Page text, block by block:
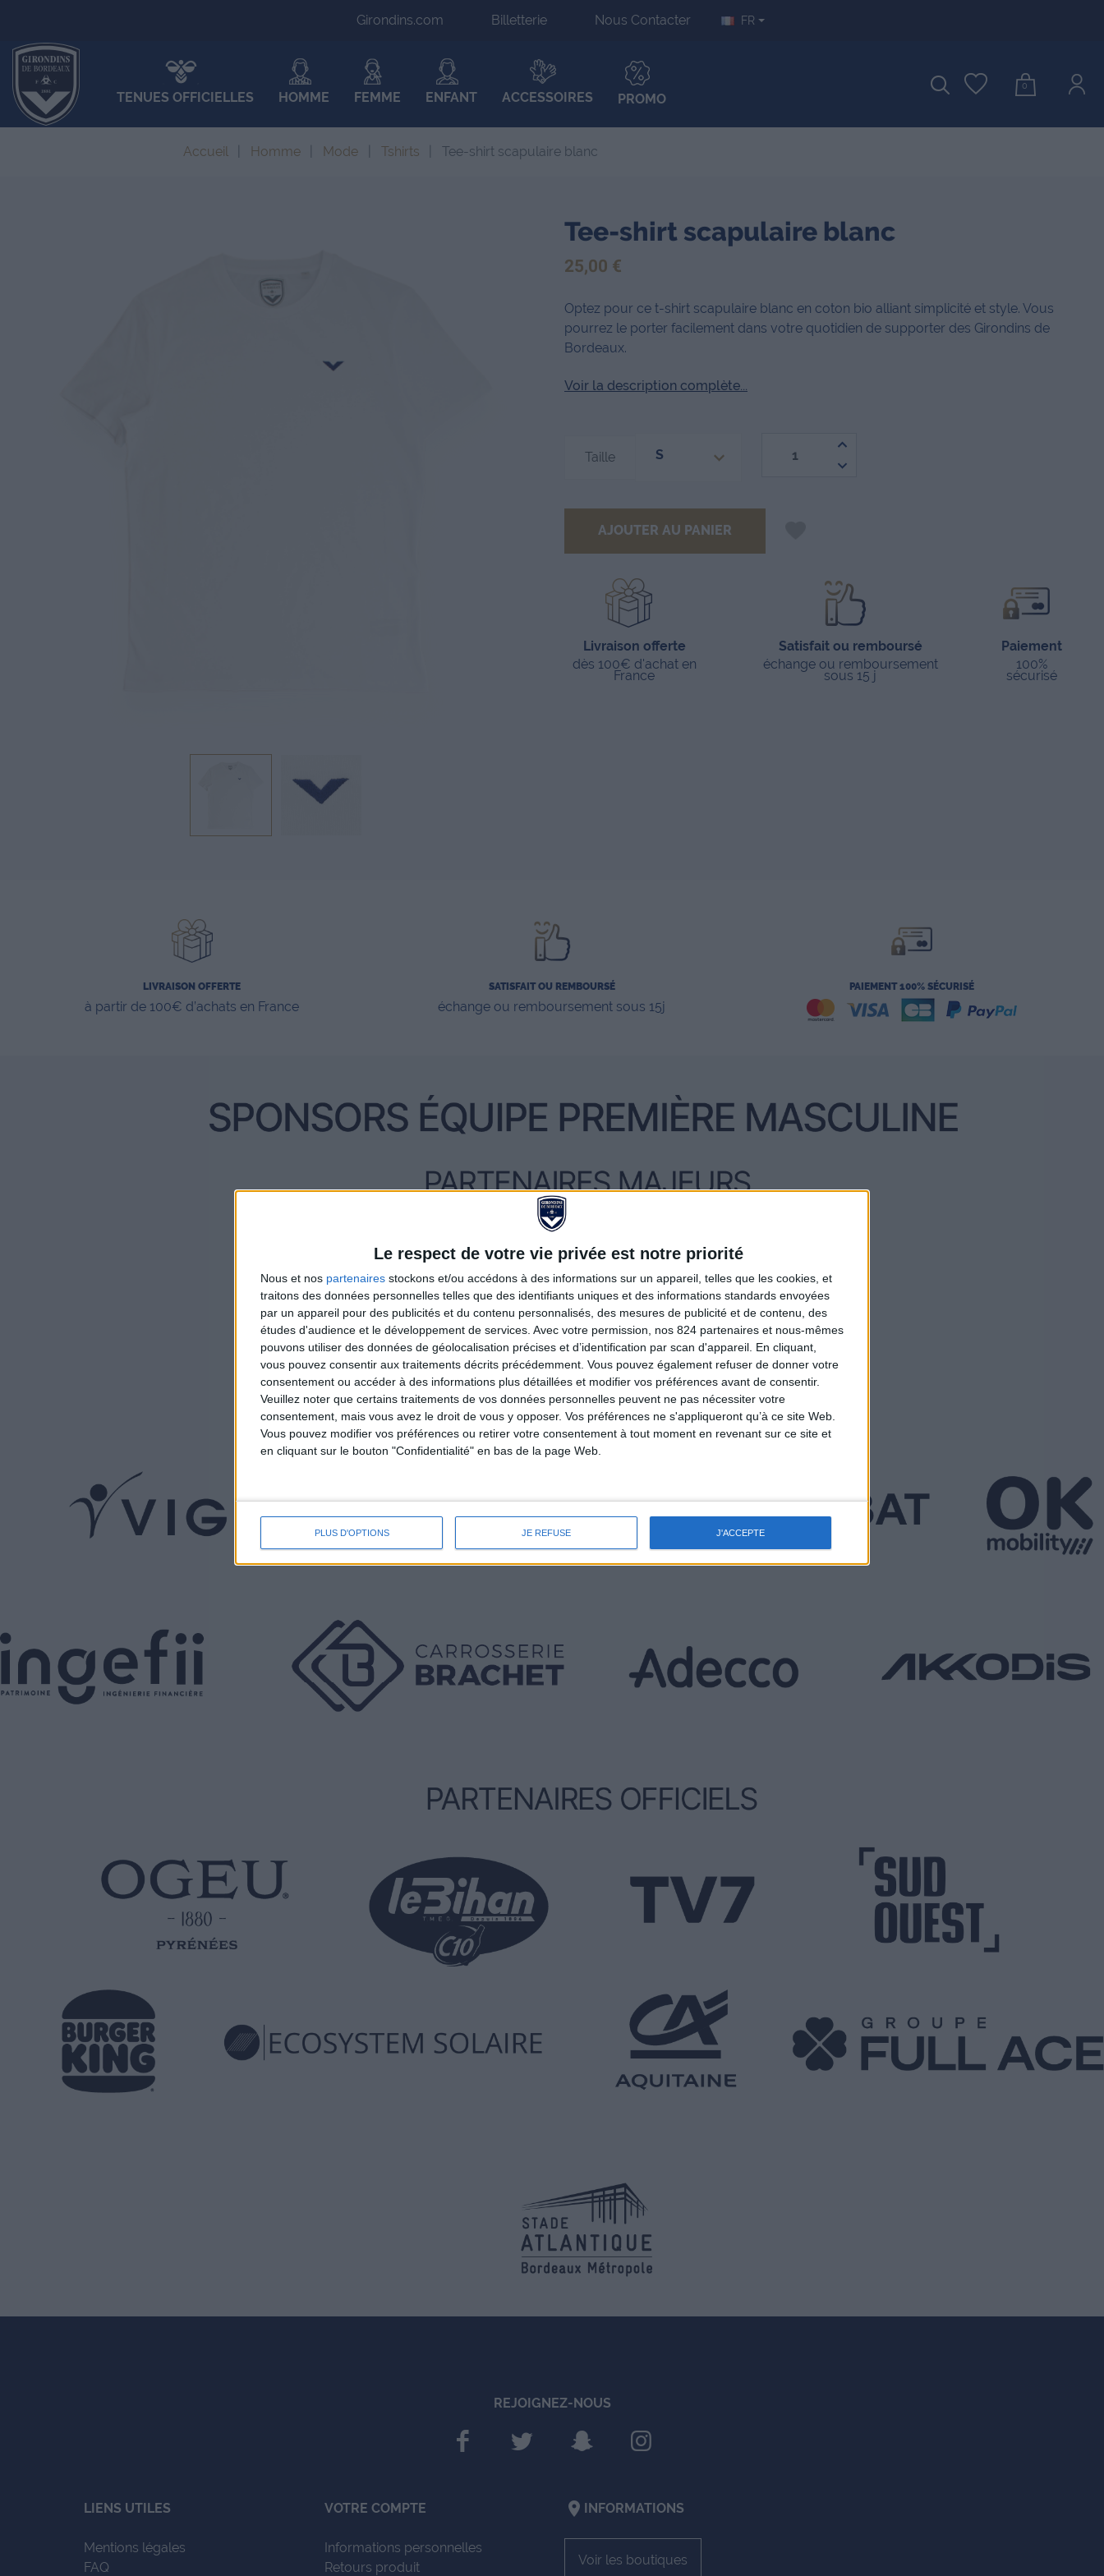
Le respect de votre vie privée est notre priorité
Nous et nos partenaires stockons et/ou accédons à des informations sur un appareil, telles que les cookies, et
traitons des données personnelles telles que des identifiants uniques et des informations standards envoyées
par un appareil pour des publicités et du contenu personnalisés, des mesures de publicité et de contenu, des
études d'audience et le développement de services. Avec votre permission, nos 824 partenaires et nous-mêmes
pouvons utiliser des données de géolocalisation précises et d’identification par scan d'appareil. En cliquant,
vous pouvez consentir aux traitements décrits précédemment. Vous pouvez également refuser de donner votre
consentement ou accéder à des informations plus détaillées et modifier vos préférences avant de consentir.
Veuillez noter que certains traitements de vos données personnelles peuvent ne pas nécessiter votre
consentement, mais vous avez le droit de vous y opposer. Vos préférences ne s'appliqueront qu’à ce site Web.
Vous pouvez modifier vos préférences ou retirer votre consentement à tout moment en revenant sur ce site et
en cliquant sur le bouton "Confidentialité" en bas de la page Web.
PLUS D'OPTIONS JE REFUSE J'ACCEPTE
Girondins.com Billetterie Nous Contacter FR
TENUES OFFICIELLES HOMME FEMME ENFANT ACCESSOIRES PROMO
0
Accueil Homme Mode Tshirts Tee-shirt scapulaire blanc
Tee-shirt scapulaire blanc
25,00 €
Optez pour ce t-shirt scapulaire blanc en coton bio alliant simplicité et style. Vous
pourrez le porter facilement dans votre quotidien de supporter des Girondins de
Bordeaux.
Voir la description complète...
Taille S
AJOUTER AU PANIER
Livraison offerte
dès 100€ d'achat en
France
Satisfait ou remboursé
échange ou remboursement
sous 15 j
Paiement
100%
sécurisé
LIVRAISON OFFERTE
à partir de 100€ d’achats en France
SATISFAIT OU REMBOURSÉ
échange ou remboursement sous 15j
PAIEMENT 100% SÉCURISÉ
REJOIGNEZ-NOUS
LIENS UTILES
Mentions légales
FAQ
VOTRE COMPTE
Informations personnelles
Retours produit
location_on INFORMATIONS
Voir les boutiques